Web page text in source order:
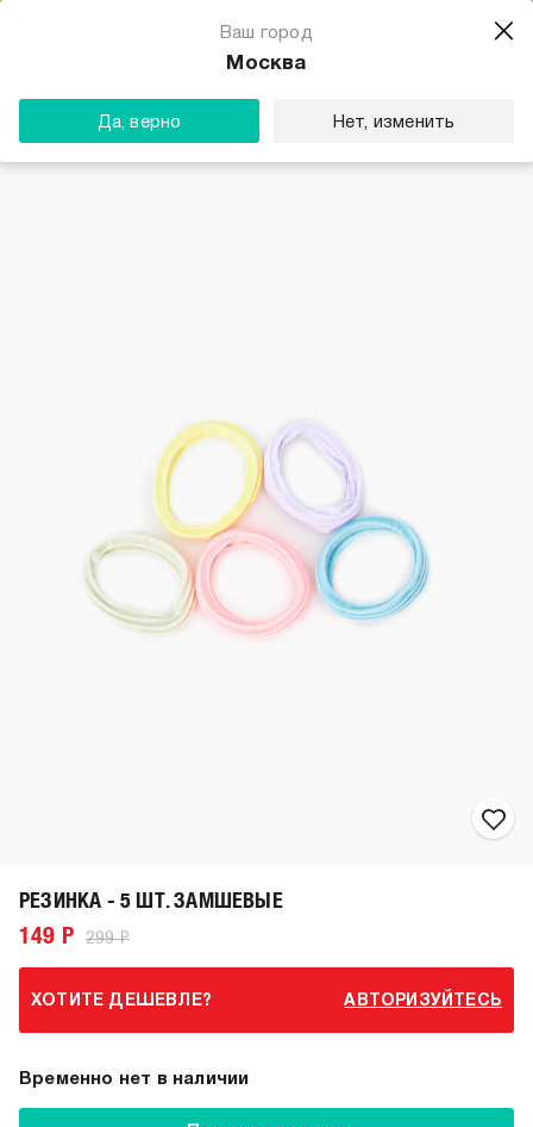
Ваш город
Москва
Да, верно Нет, изменить
РЕЗИНКА - 5 ШТ. ЗАМШЕВЫЕ
149 Р 299 Р
ХОТИТЕ ДЕШЕВЛЕ? АВТОРИЗУЙТЕСЬ
Временно нет в наличии
Магазин одежды для тебя